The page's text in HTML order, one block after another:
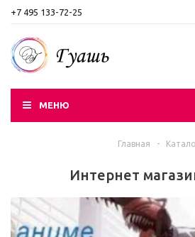
+7 495 133-72-25
МЕНЮ
Главная -
Интернет